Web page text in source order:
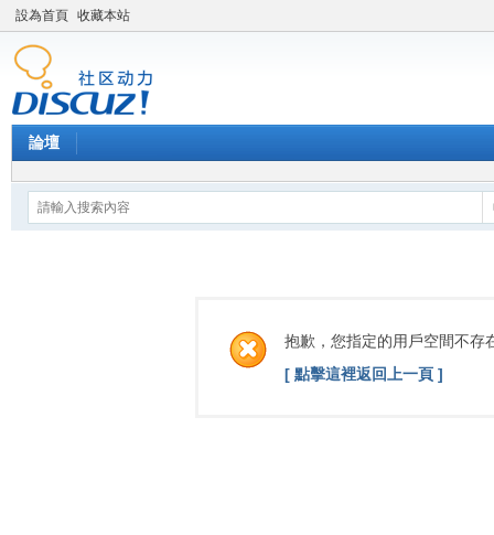
設為首頁 收藏本站
論壇
抱歉，您指定的用戶空間不存
[ 點擊這裡返回上一頁 ]